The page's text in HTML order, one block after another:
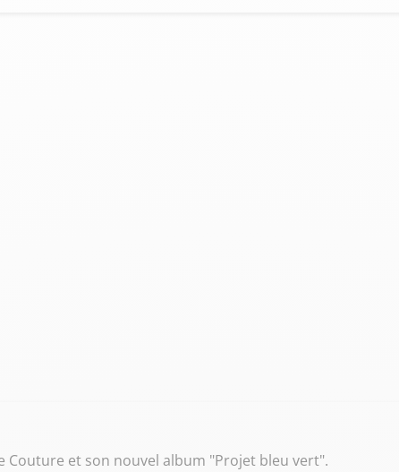
Couture et son nouvel album "Projet bleu vert".